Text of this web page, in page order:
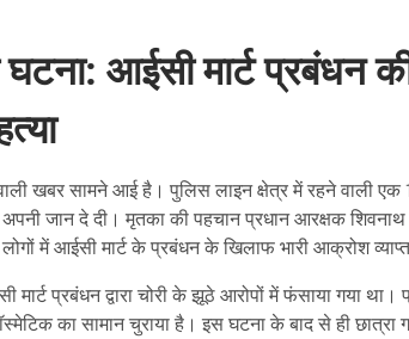
आईसी मार्ट प्रबंधन
सामने आई है। पुलिस लाइन क्षेत्र में रहने वाली एक
जान दे दी। मृतका की पहचान प्रधान आरक्षक
में आईसी मार्ट के प्रबंधन के खिलाफ भारी आक्रोश
प्रबंधन द्वारा चोरी के झूठे आरोपों में फंसाया गया
का सामान चुराया है। इस घटना के बाद से ही